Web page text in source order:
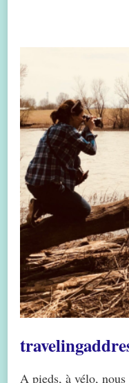
A pieds, à vélo, nous